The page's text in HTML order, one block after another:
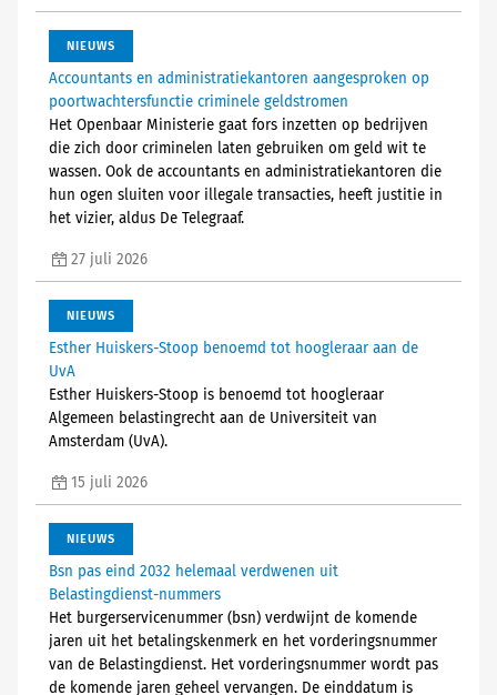
NIEUWS
Accountants en administratiekantoren aangesproken op
poortwachtersfunctie criminele geldstromen
Het Openbaar Ministerie gaat fors inzetten op bedrijven
die zich door criminelen laten gebruiken om geld wit te
wassen. Ook de accountants en administratiekantoren die
hun ogen sluiten voor illegale transacties, heeft justitie in
het vizier, aldus De Telegraaf.
27 juli 2026
NIEUWS
Esther Huiskers-Stoop benoemd tot hoogleraar aan de
UvA
Esther Huiskers-Stoop is benoemd tot hoogleraar
Algemeen belastingrecht aan de Universiteit van
Amsterdam (UvA).
15 juli 2026
NIEUWS
Bsn pas eind 2032 helemaal verdwenen uit
Belastingdienst-nummers
Het burgerservicenummer (bsn) verdwijnt de komende
jaren uit het betalingskenmerk en het vorderingsnummer
van de Belastingdienst. Het vorderingsnummer wordt pas
de komende jaren geheel vervangen. De einddatum is